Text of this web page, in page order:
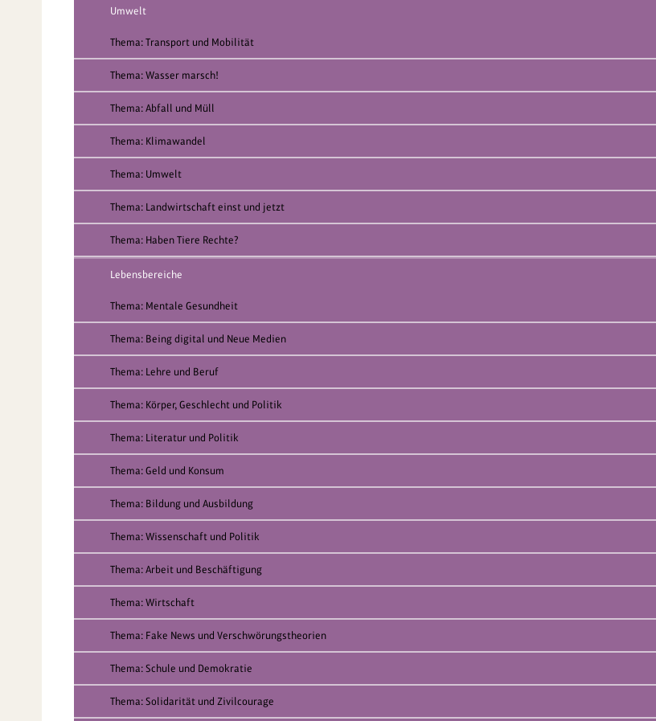
Umwelt
Thema: Transport und Mobilität
Thema: Wasser marsch!
Thema: Abfall und Müll
Thema: Klimawandel
Thema: Umwelt
Thema: Landwirtschaft einst und jetzt
Thema: Haben Tiere Rechte?
Lebensbereiche
Thema: Mentale Gesundheit
Thema: Being digital und Neue Medien
Thema: Lehre und Beruf
Thema: Körper, Geschlecht und Politik
Thema: Literatur und Politik
Thema: Geld und Konsum
Thema: Bildung und Ausbildung
Thema: Wissenschaft und Politik
Thema: Arbeit und Beschäftigung
Thema: Wirtschaft
Thema: Fake News und Verschwörungstheorien
Thema: Schule und Demokratie
Thema: Solidarität und Zivilcourage